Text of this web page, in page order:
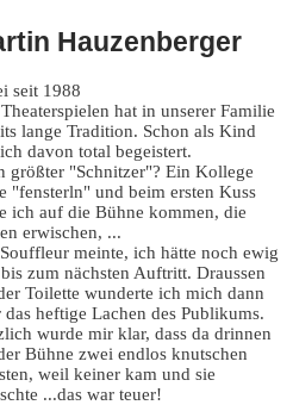
Hauzenberger
seit 1988
hat in unserer Familie
lange Tradition. Schon als Kind
davon total begeistert.
größter "Schnitzer"? Ein Kollege
"fensterln" und beim ersten Kuss
ich auf die Bühne kommen, die
erwischen, ...
meinte, ich hätte noch ewig
zum nächsten Auftritt. Draussen
Toilette wunderte ich mich dann
das heftige Lachen des Publikums.
wurde mir klar, dass da drinnen
Bühne zwei endlos knutschen
weil keiner kam und sie
...das war teuer!